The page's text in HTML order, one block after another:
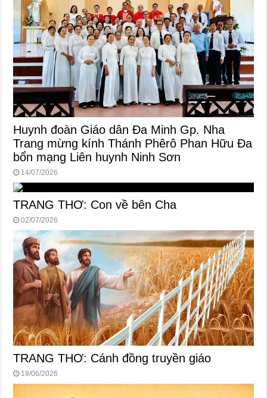
Huynh đoàn Giáo dân Đa Minh Gp. Nha
Trang mừng kính Thánh Phêrô Phan Hữu Đa
bổn mạng Liên huynh Ninh Sơn
14/07/2026
TRANG THƠ: Con về bên Cha
02/07/2026
TRANG THƠ: Cánh đồng truyền giáo
19/06/2026